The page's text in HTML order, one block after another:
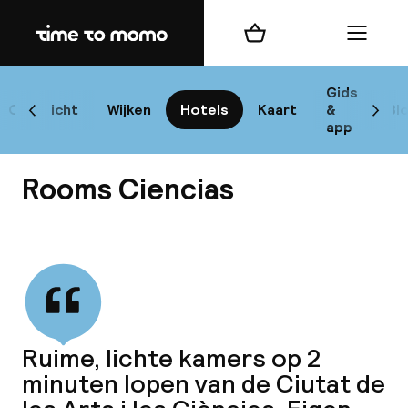
Home
Overzicht Wijken Hotels Kaart
Gids
&
app
Scroll naar links
Winkelmand Menu
Rooms Ciencias
Ruime, lichte kamers op 2
minuten lopen van de Ciutat de